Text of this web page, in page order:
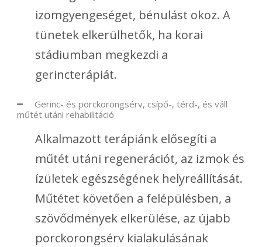
izomgyengeséget, bénulást okoz. A
tünetek elkerülhetők, ha korai
stádiumban megkezdi a
gerincterápiát.
Gerinc- és porckorongsérv, csípő-, térd-, és váll
műtét utáni rehabilitáció
Alkalmazott terápiánk elősegíti a
műtét utáni regenerációt, az izmok és
ízületek egészségének helyreállítását.
Műtétet követően a felépülésben, a
szövődmények elkerülése, az újabb
porckorongsérv kialakulásának